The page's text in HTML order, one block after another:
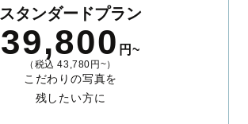
スタンダードプラン
39,800 円~
（税込 43,780円~）
こだわりの写真を
残したい方に